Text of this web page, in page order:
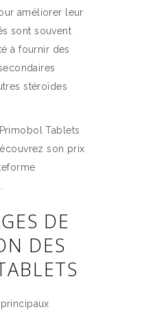
améliorer leur
sont souvent
à fournir des
stéroïdes
Tablets
son prix
DE
DES